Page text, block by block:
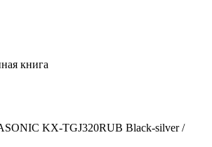
книга
KX-TGJ320RUB Black-silver /